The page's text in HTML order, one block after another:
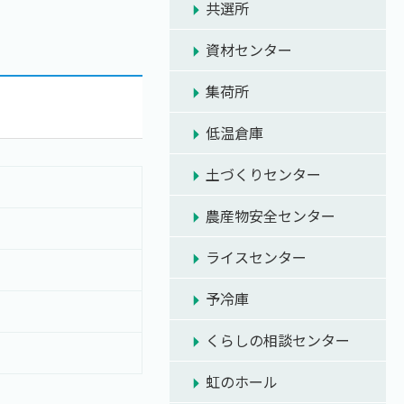
共選所
資材センター
集荷所
低温倉庫
土づくりセンター
農産物安全センター
ライスセンター
予冷庫
くらしの相談センター
虹のホール